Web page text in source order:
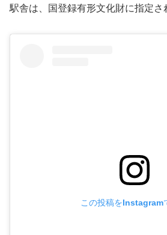
駅舎は、国登録有形文化財に指定さ
この投稿をInstagram